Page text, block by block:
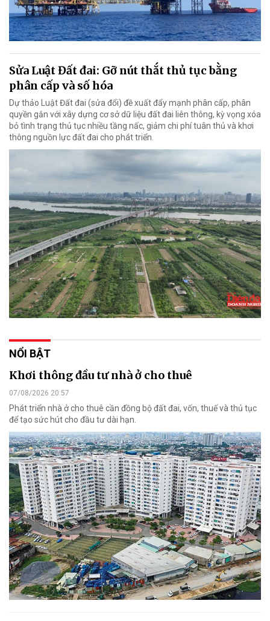
Sửa Luật Đất đai: Gỡ nút thắt thủ tục bằng
phân cấp và số hóa
Dự thảo Luật Đất đai (sửa đổi) đề xuất đẩy mạnh phân cấp, phân
quyền gắn với xây dựng cơ sở dữ liệu đất đai liên thông, kỳ vọng xóa
bỏ tình trạng thủ tục nhiều tầng nấc, giảm chi phí tuân thủ và khơi
thông nguồn lực đất đai cho phát triển.
NỔI BẬT
Khơi thông đầu tư nhà ở cho thuê
07/08/2026 20:57
Phát triển nhà ở cho thuê cần đồng bộ đất đai, vốn, thuế và thủ tục
để tạo sức hút cho đầu tư dài hạn.